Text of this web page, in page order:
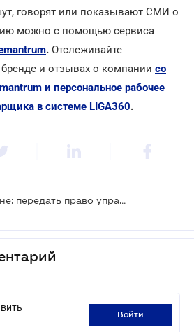
говорят или показывают СМИ о
можно с помощью сервиса
. Отслеживайте
и отзывах о компании со
и персональное рабочее
в системе LIGA360.
Техпаспорт в смартфоне: передать право управления авто станет проще
войти